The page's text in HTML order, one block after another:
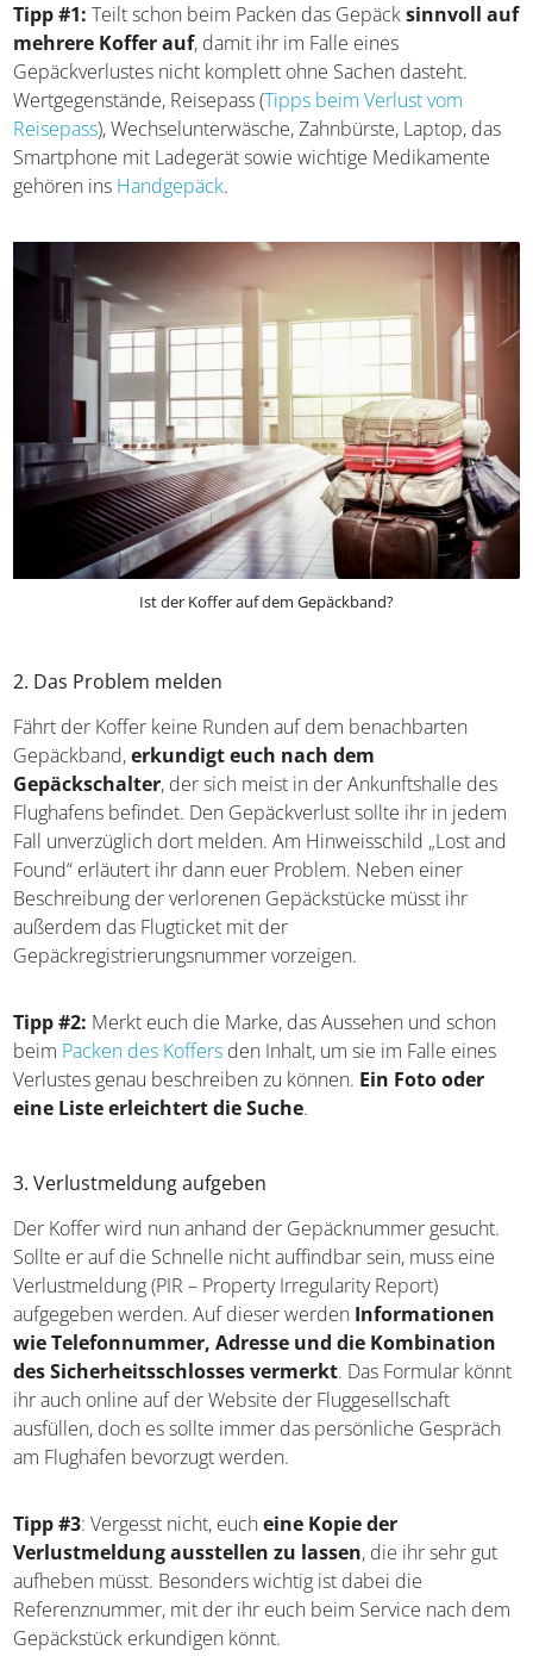
Tipp #1: Teilt schon beim Packen das Gepäcksinnvoll auf
mehrere Koffer auf, damit ihr im Falle eines
Gepäckverlustes nicht komplett ohne Sachen dasteht.
Wertgegenstände, Reisepass (Tipps beim Verlust vom
Reisepass), Wechselunterwäsche, Zahnbürste, Laptop, das
Smartphone mit Ladegerät sowie wichtige Medikamente
gehören ins Handgepäck.
Ist der Koffer auf dem Gepäckband?
2. Das Problem melden
Fährt der Koffer keine Runden auf dem benachbarten
Gepäckband,erkundigt euch nach dem
Gepäckschalter, der sich meist in der Ankunftshalle des
Flughafens befindet. Den Gepäckverlust sollte ihr in jedem
Fall unverzüglich dort melden. Am Hinweisschild „Lost and
Found“ erläutert ihr dann euer Problem. Neben einer
Beschreibung der verlorenen Gepäckstücke müsst ihr
außerdem das Flugticket mit der
Gepäckregistrierungsnummer vorzeigen.
Tipp #2: Merkt euch die Marke, das Aussehen und schon
beim Packen des Koffers den Inhalt, um sie im Falle eines
Verlustes genau beschreiben zu können. Ein Foto oder
eine Liste erleichtert die Suche.
3. Verlustmeldung aufgeben
Der Koffer wird nun anhand der Gepäcknummer gesucht.
Sollte er auf die Schnelle nicht auffindbar sein, muss eine
Verlustmeldung (PIR – Property Irregularity Report)
aufgegeben werden. Auf dieser werden Informationen
wie Telefonnummer, Adresse und die Kombination
des Sicherheitsschlosses vermerkt. Das Formular könnt
ihr auch online auf der Website der Fluggesellschaft
ausfüllen, doch es sollte immer das persönliche Gespräch
am Flughafen bevorzugt werden.
Tipp #3: Vergesst nicht, eucheine Kopie der
Verlustmeldung ausstellen zu lassen, die ihr sehr gut
aufheben müsst. Besonders wichtig ist dabei die
Referenznummer, mit der ihr euch beim Service nach dem
Gepäckstück erkundigen könnt.